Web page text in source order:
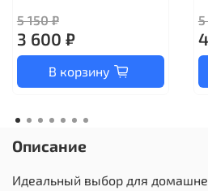
5 150 ₽
3 600 ₽
В корзину
Описание
Идеальный выбор для